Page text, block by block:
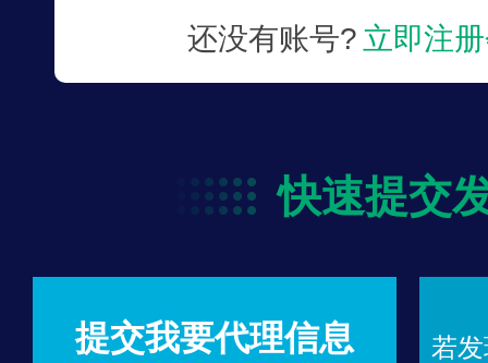
还没有账号? 立即注
快速提交
提交我要代理信息
若